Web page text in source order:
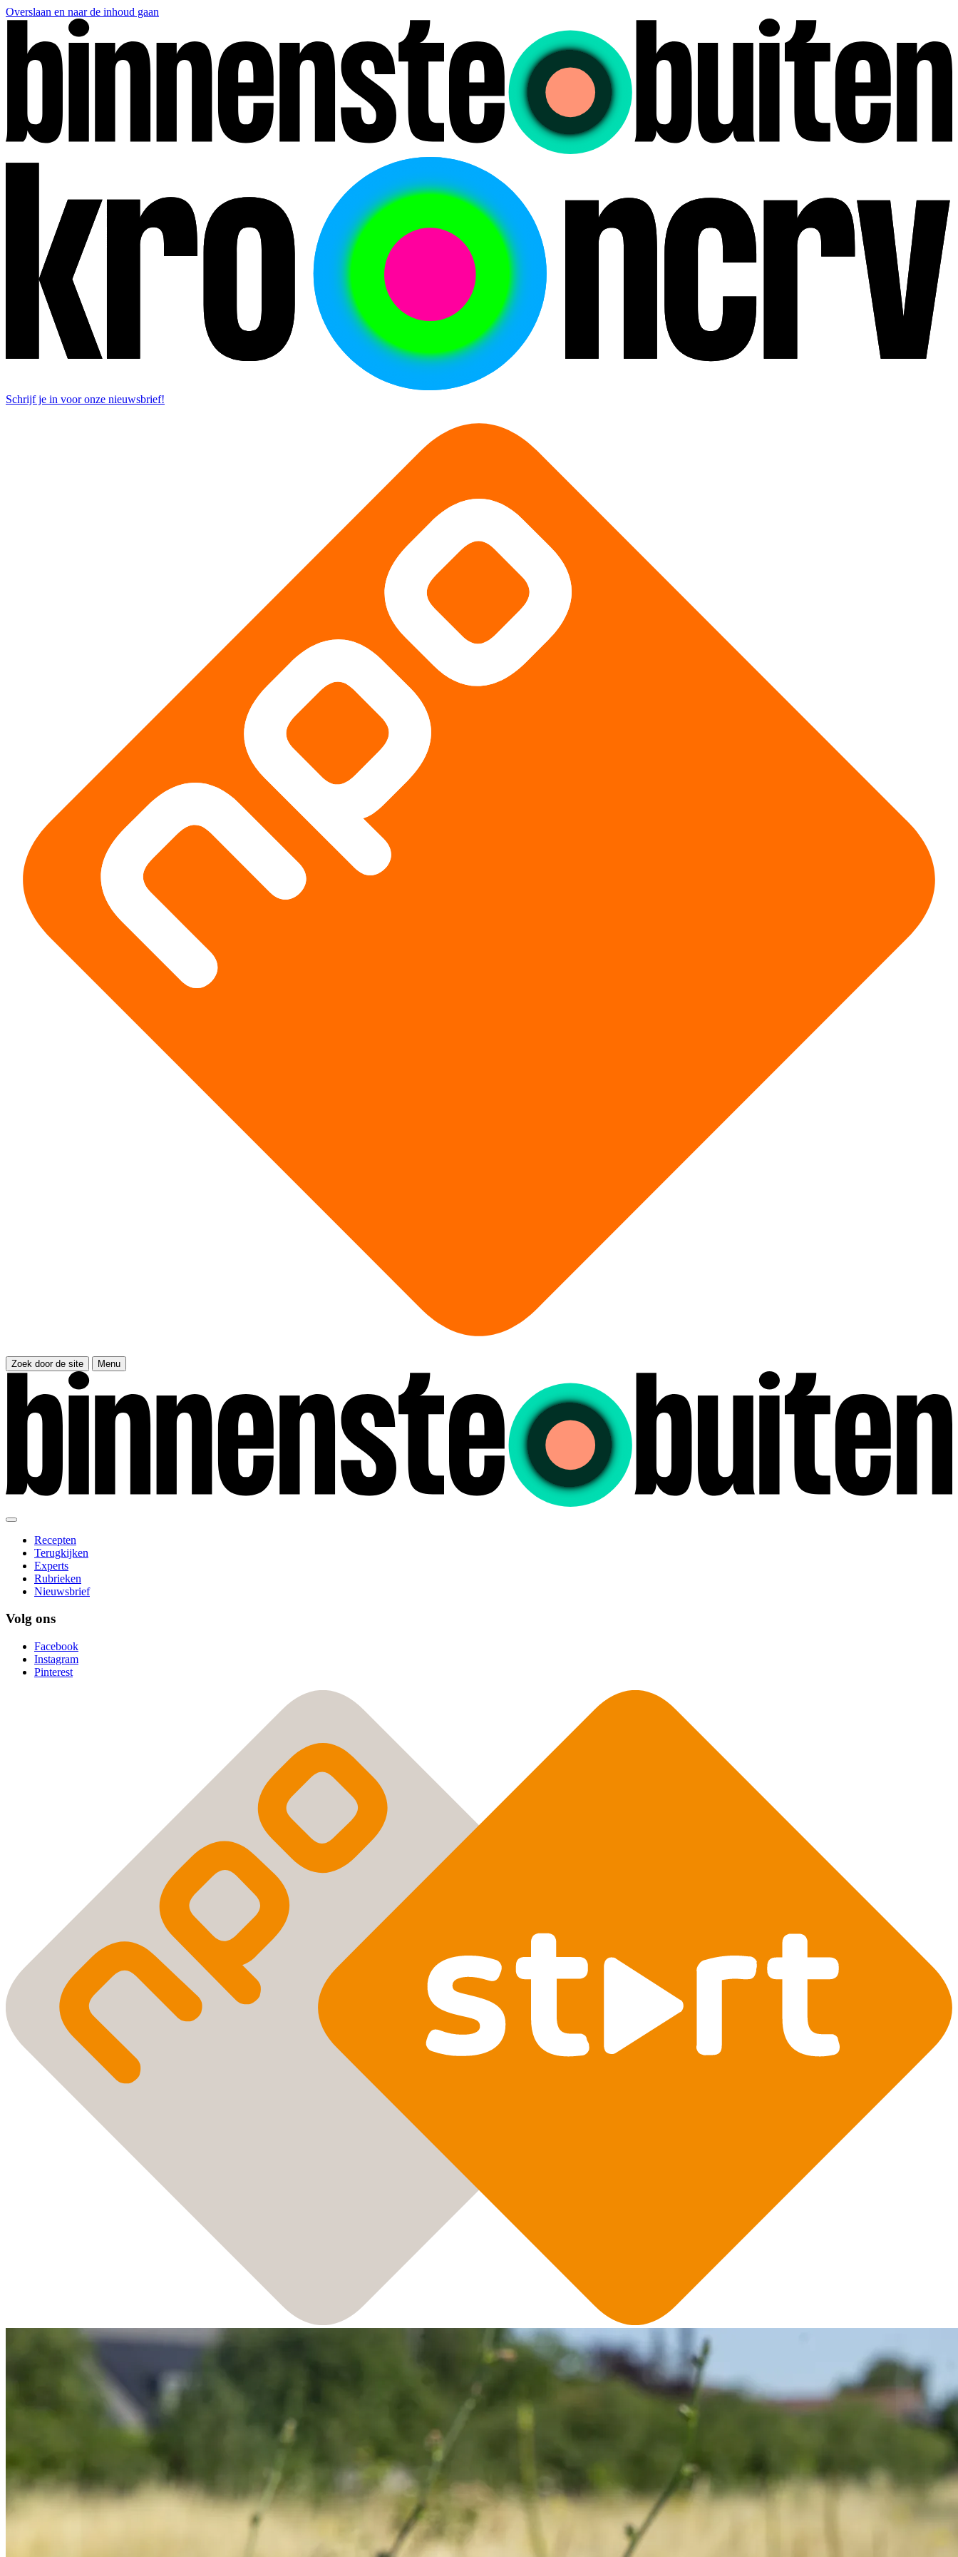
Overslaan en naar de inhoud gaan
Schrijf je in voor onze nieuwsbrief!
Zoek door de site Menu
Recepten
Terugkijken
Experts
Rubrieken
Nieuwsbrief
Volg ons
Facebook
Instagram
Pinterest